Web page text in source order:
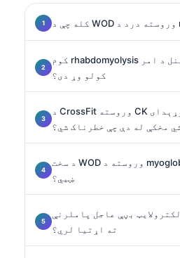
کوم rhabdomyolysis د وینې ازموینې پینل د امر
کولو وړ دی؟
د CrossFit وروسته CK تر کومې کچې پورې لوړېدای
مخکې له دې چې خطرناک شي؟
د سخت WOD وروسته د myoglobin ادرار ازموینه څه
ښيي؟
بڼې عاجل پاملرنې
ته اړتیا لري؟